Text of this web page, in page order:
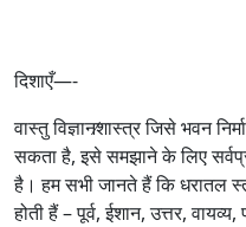
दिशाएँ—-
वास्तु विज्ञान∕शास्त्र जिसे भवन
सकता है, इसे समझाने के लिए
है। हम सभी जानते हैं कि धरातल
होती हैं – पूर्व, ईशान, उत्तर,